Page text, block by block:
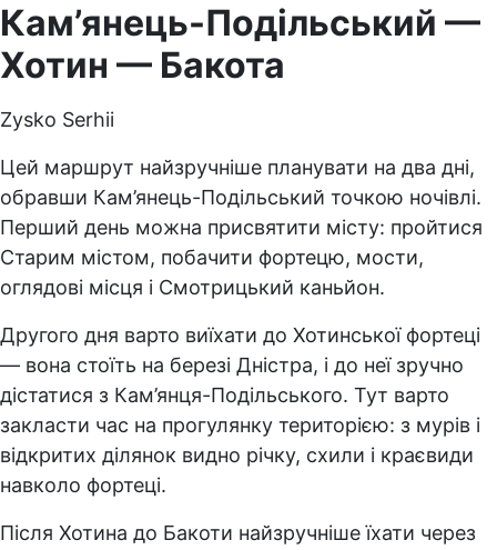
Кам’янець-Подільський —
Хотин — Бакота
Zysko Serhii
Цей маршрут найзручніше планувати на два дні,
обравши Кам’янець-Подільський точкою ночівлі.
Перший день можна присвятити місту: пройтися
Старим містом, побачити фортецю, мости,
оглядові місця і Смотрицький каньйон.
Другого дня варто виїхати до Хотинської фортеці
— вона стоїть на березі Дністра, і до неї зручно
дістатися з Кам’янця-Подільського. Тут варто
закласти час на прогулянку територією: з мурів і
відкритих ділянок видно річку, схили і краєвиди
навколо фортеці.
Після Хотина до Бакоти найзручніше їхати через